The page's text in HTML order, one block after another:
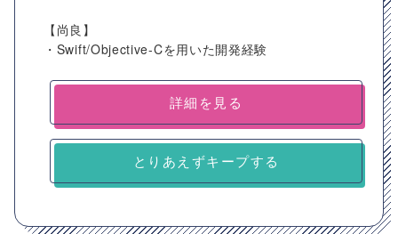
【尚良】
・Swift/Objective-Cを用いた開発経験
詳細を見る
とりあえずキープする